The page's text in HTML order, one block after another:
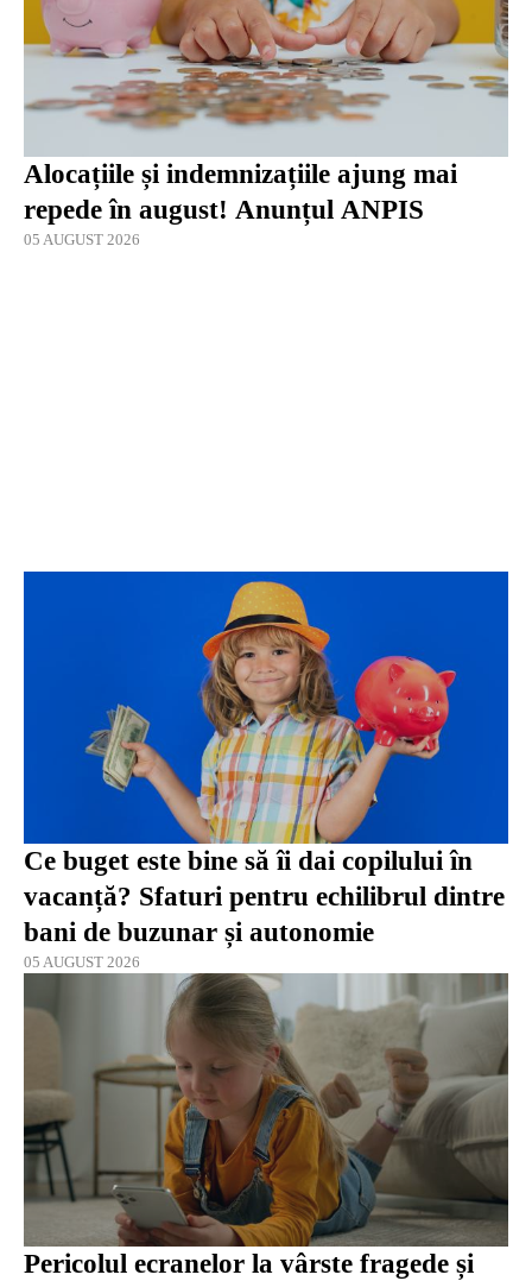
Alocațiile și indemnizațiile ajung mai
repede în august! Anunțul ANPIS
05 AUGUST 2026
Ce buget este bine să îi dai copilului în
vacanță? Sfaturi pentru echilibrul dintre
bani de buzunar și autonomie
05 AUGUST 2026
Pericolul ecranelor la vârste fragede și